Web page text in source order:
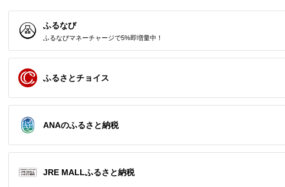
広島県 福山市
工具 電子工作用はん
2000E[BAEG004]工
乾電池エボルタNEO
カリ乾電池 パナソニ
USB-C 1ポートUSB-
EOS R7 ボディー キ
ふるなび
ふるなびマネーチャージで5%即増量中！
ふるさとチョイス
ANAのふるさと納税
JRE MALLふるさと納税